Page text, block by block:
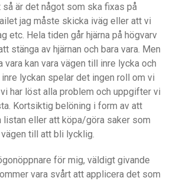
så är det något som ska fixas på
jag måste skicka iväg eller att vi
etc. Hela tiden går hjärna på högvarv
stänga av hjärnan och bara vara. Men
vara kan vara vägen till inre lycka och
lyckan spelar det ingen roll om vi
har löst alla problem och uppgifter vi
Kortsiktig belöning i form av att
listan eller att köpa/göra saker som
till att bli lycklig.
för mig, väldigt givande
vara svårt att applicera det som